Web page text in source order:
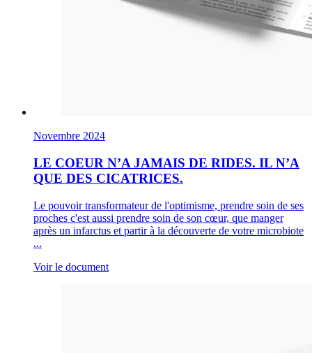
Novembre 2024
LE COEUR N’A JAMAIS DE RIDES. IL N’A
QUE DES CICATRICES.
Le pouvoir transformateur de l'optimisme, prendre soin de ses
proches c'est aussi prendre soin de son cœur, que manger
après un infarctus et partir à la découverte de votre microbiote
...
Voir le document